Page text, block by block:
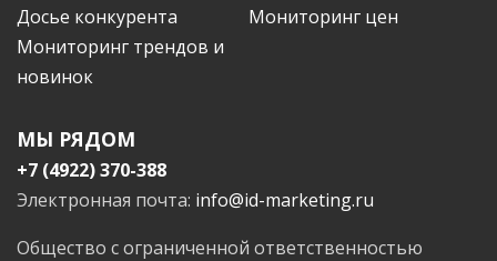
Досье конкурента
Мониторинг цен
Мониторинг трендов и
новинок
МЫ РЯДОМ
+7 (4922) 370-388
Электронная почта: info@id-marketing.ru
Общество с ограниченной ответственностью